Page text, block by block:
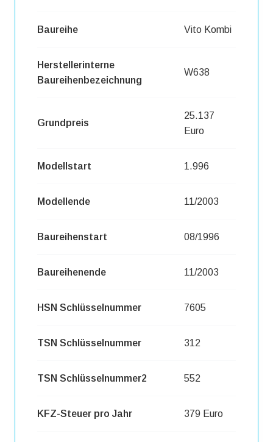
Baureihe Vito Kombi
Herstellerinterne
Baureihenbezeichnung
W638
Grundpreis
25.137
Euro
Modellstart 1.996
Modellende 11/2003
Baureihenstart 08/1996
Baureihenende 11/2003
HSN Schlüsselnummer 7605
TSN Schlüsselnummer 312
TSN Schlüsselnummer2 552
KFZ-Steuer pro Jahr 379 Euro